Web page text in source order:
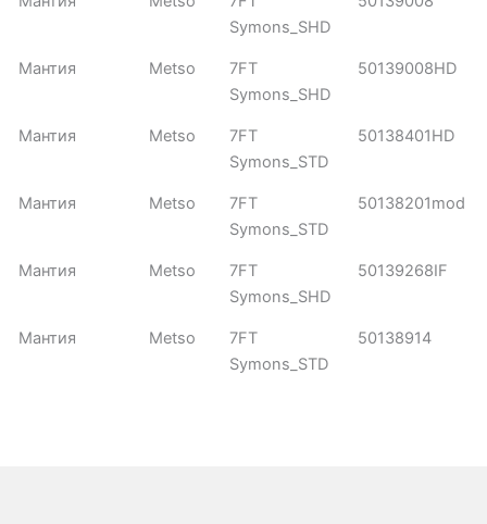
Symons_SHD
Мантия Metso
7FT
Symons_SHD
50139008HD
Мантия Metso
7FT
Symons_STD
50138401HD
Мантия Metso
7FT
Symons_STD
50138201mod
Мантия Metso
7FT
Symons_SHD
50139268IF
Мантия Metso
7FT
Symons_STD
50138914